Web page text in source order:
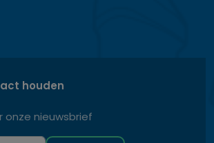
houden
onze nieuwsbrief